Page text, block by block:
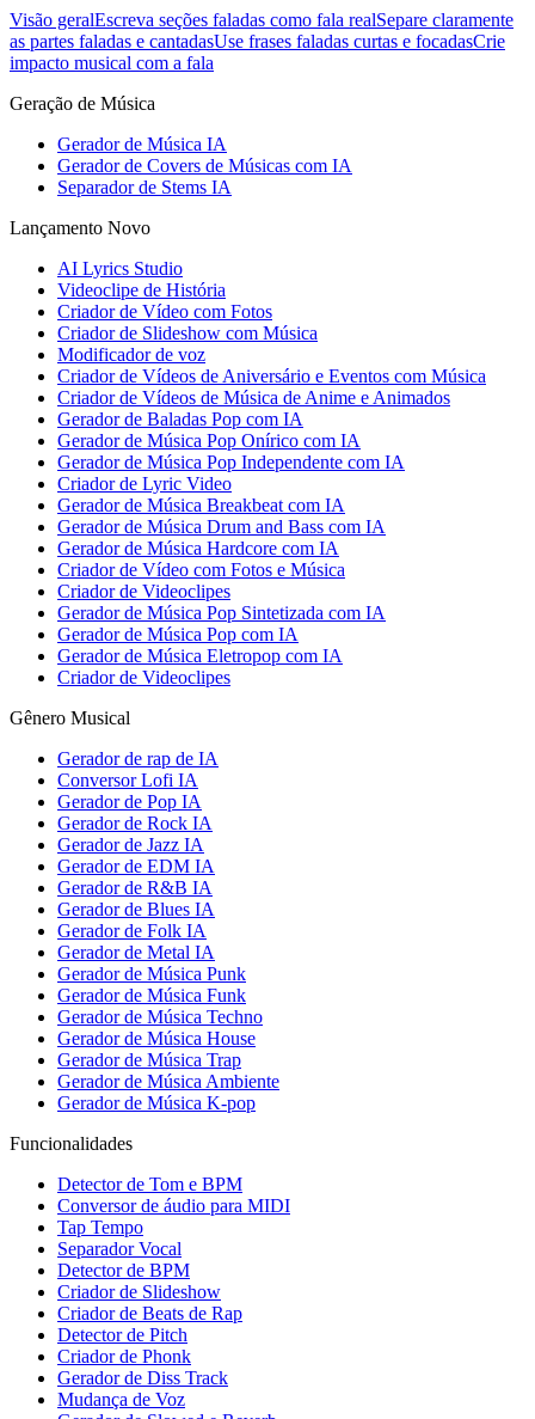
Visão geralEscreva seções faladas como fala realSepare claramente
as partes faladas e cantadasUse frases faladas curtas e focadasCrie
impacto musical com a fala
Geração de Música
Gerador de Música IA
Gerador de Covers de Músicas com IA
Separador de Stems IA
Lançamento Novo
AI Lyrics Studio
Videoclipe de História
Criador de Vídeo com Fotos
Criador de Slideshow com Música
Modificador de voz
Criador de Vídeos de Aniversário e Eventos com Música
Criador de Vídeos de Música de Anime e Animados
Gerador de Baladas Pop com IA
Gerador de Música Pop Onírico com IA
Gerador de Música Pop Independente com IA
Criador de Lyric Video
Gerador de Música Breakbeat com IA
Gerador de Música Drum and Bass com IA
Gerador de Música Hardcore com IA
Criador de Vídeo com Fotos e Música
Criador de Videoclipes
Gerador de Música Pop Sintetizada com IA
Gerador de Música Pop com IA
Gerador de Música Eletropop com IA
Criador de Videoclipes
Gênero Musical
Gerador de rap de IA
Conversor Lofi IA
Gerador de Pop IA
Gerador de Rock IA
Gerador de Jazz IA
Gerador de EDM IA
Gerador de R&B IA
Gerador de Blues IA
Gerador de Folk IA
Gerador de Metal IA
Gerador de Música Punk
Gerador de Música Funk
Gerador de Música Techno
Gerador de Música House
Gerador de Música Trap
Gerador de Música Ambiente
Gerador de Música K-pop
Funcionalidades
Detector de Tom e BPM
Conversor de áudio para MIDI
Tap Tempo
Separador Vocal
Detector de BPM
Criador de Slideshow
Criador de Beats de Rap
Detector de Pitch
Criador de Phonk
Gerador de Diss Track
Mudança de Voz